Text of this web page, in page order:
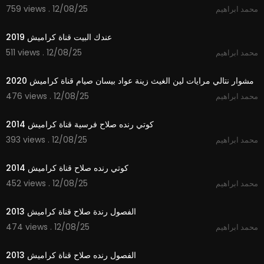
759 views . 12/08/25
محمد ابراهيم
عندك البيت قناة كراميش 2019
511 views . 12/08/25
محمد ابراهيم
مشوار نتالي مرايات لين الغيث زينة عواد بيسان صيام قناة كراميش 2020
476 views . 12/08/25
محمد ابراهيم
كوتي رنده صلاح فرسية قناة كراميش 2014
393 views . 12/08/25
محمد ابراهيم
كوتي رنده صلاح قناة كراميش 2014
452 views . 12/08/25
محمد ابراهيم
الفصول رندة صلاح قناة كراميش 2013
474 views . 12/08/25
محمد ابراهيم
الفصول رنده صلاح قناة كراميش 2013